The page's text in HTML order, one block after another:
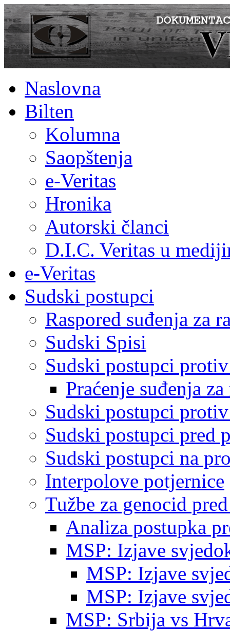
Naslovna
Bilten
Kolumna
Saopštenja
e-Veritas
Hronika
Autorski članci
D.I.C. Veritas u
e-Veritas
Sudski postupci
Raspored suđenja za
Sudski Spisi
Sudski postupci
Praćenje suđenja
Sudski postupci
Sudski postupci pred
Sudski postupci na
Interpolove potjernice
Tužbe za genocid
Analiza postupka
MSP: Izjave
MSP: Izjave
MSP: Izjave
MSP: Srbija vs